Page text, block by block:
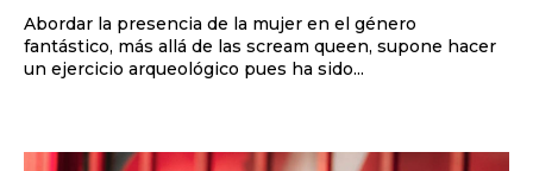
Abordar la presencia de la mujer en el género
fantástico, más allá de las scream queen, supone hacer
un ejercicio arqueológico pues ha sido...